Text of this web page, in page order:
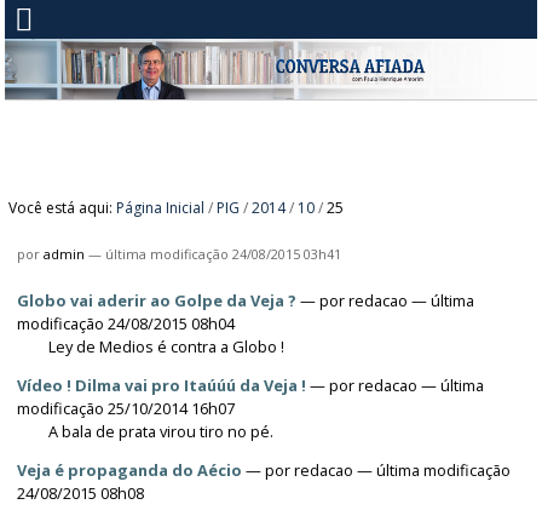
Você está aqui: Página Inicial / PIG /2014/ 10 /25
poradmin — última modificação 24/08/2015 03h41
Globo vai aderir ao Golpe da Veja ? —porredacao — última
modificação 24/08/2015 08h04
Ley de Medios é contra a Globo !
Vídeo ! Dilma vai pro Itaúúú da Veja ! —porredacao — última
modificação 25/10/2014 16h07
A bala de prata virou tiro no pé.
Veja é propaganda do Aécio —porredacao — última modificação
24/08/2015 08h08